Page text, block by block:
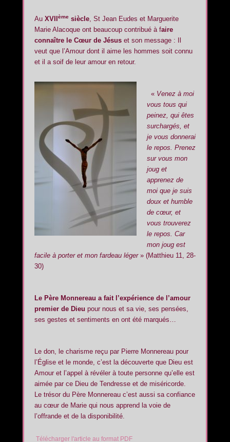
Au XVII ème siècle, St Jean Eudes et Marguerite
Marie Alacoque ont beaucoup contribué à faire
connaître le Cœur de Jésus et son message : Il
veut que l’Amour dont il aime les hommes soit connu
et il a soif de leur amour en retour.
« Venez à moi
vous tous qui
peinez, qui êtes
surchargés, et
je vous donnerai
le repos. Prenez
sur vous mon
joug et
apprenez de
moi que je suis
doux et humble
de cœur, et
vous trouverez
le repos. Car
mon joug est
facile à porter et mon fardeau léger» (Matthieu 11, 28-
30)
Le Père Monnereau a fait l’expérience de l’amour
premier de Dieu pour nous et sa vie, ses pensées,
ses gestes et sentiments en ont été marqués…
Le don, le charisme reçu par Pierre Monnereau pour
l’Église et le monde, c’est la découverte que Dieu est
Amour et l’appel à révéler à toute personne qu’elle est
aimée par ce Dieu de Tendresse et de miséricorde.
Le trésor du Père Monnereau c’est aussi sa confiance
au cœur de Marie qui nous apprend la voie de
l’offrande et de la disponibilité.
Télécharger l'article au format PDF